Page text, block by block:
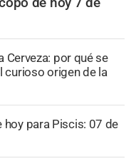
Cerveza: por qué se
curioso origen de la
para Piscis: 07 de